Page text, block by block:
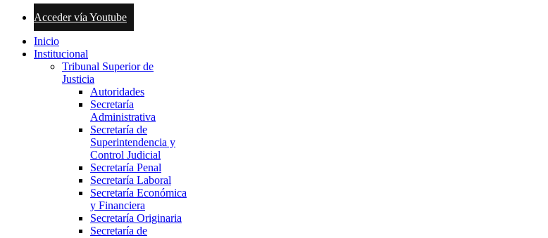
Acceder vía Youtube
Inicio
Institucional
Tribunal Superior de
Justicia
Autoridades
Secretaría
Administrativa
Secretaría de
Superintendencia y
Control Judicial
Secretaría Penal
Secretaría Laboral
Secretaría Económica
y Financiera
Secretaría Originaria
Secretaría de